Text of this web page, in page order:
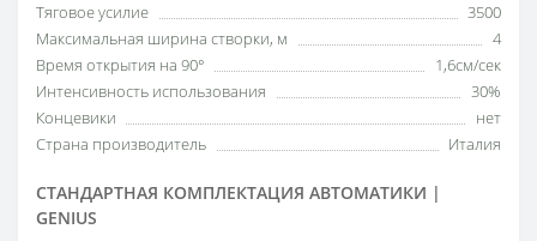
Тяговое усилие
3500
Максимальная ширина створки, м
4
Время открытия на 90°
1,6см/сек
Интенсивность использования
30%
Концевики
нет
Страна производитель
Италия
СТАНДАРТНАЯ КОМПЛЕКТАЦИЯ АВТОМАТИКИ |
GENIUS